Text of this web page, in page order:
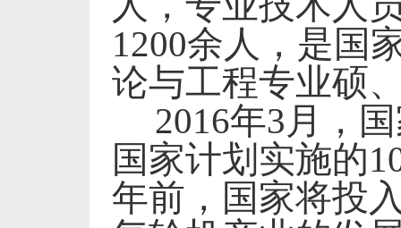
1200余人，是国
论与工程专业硕
2016年3月，
国家计划实施的
年前，国家将投